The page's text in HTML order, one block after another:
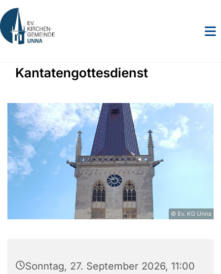
Kantatengottesdienst
© Ev. KG Unna
Sonntag, 27. September 2026, 11:00